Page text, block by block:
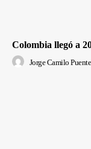
Colombia llegó a
Jorge Camilo